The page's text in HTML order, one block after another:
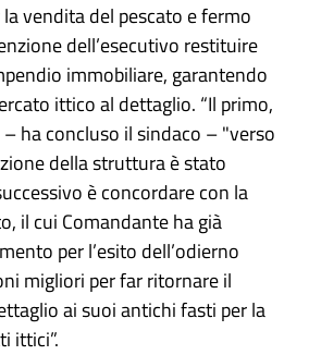
vendita del pescato e fermo
dell’esecutivo restituire
immobiliare, garantendo
ittico al dettaglio. “Il primo,
ha concluso il sindaco – "verso
della struttura è stato
è concordare con la
il cui Comandante ha già
per l’esito dell’odierno
migliori per far ritornare il
ai suoi antichi fasti per la
ittici”.